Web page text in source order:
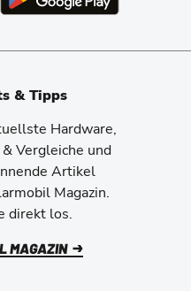
& Tipps
Hardware,
Vergleiche und
Artikel
Magazin.
direkt los.
MAGAZIN